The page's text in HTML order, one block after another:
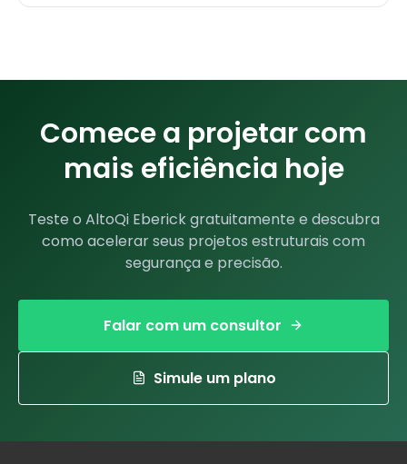
Comece a projetar com
mais eficiência hoje
Teste o AltoQi Eberick gratuitamente e descubra
como acelerar seus projetos estruturais com
segurança e precisão.
Falar com um consultor
Simule um plano